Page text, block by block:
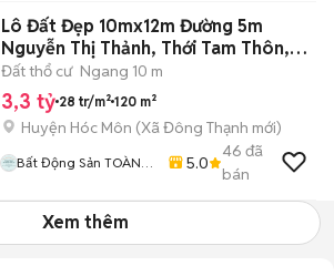
Lô Đất Đẹp 10mx12m Đường 5m
Nguyễn Thị Thảnh, Thới Tam Thôn,
3.3 Tỷ
Đất thổ cư Ngang 10 m
3,3 tỷ 28 tr/m² 120 m²
Huyện Hóc Môn (Xã Đông Thạnh mới)
Bất Động Sản TOÀN
5.0
46 đã
bán
Xem thêm